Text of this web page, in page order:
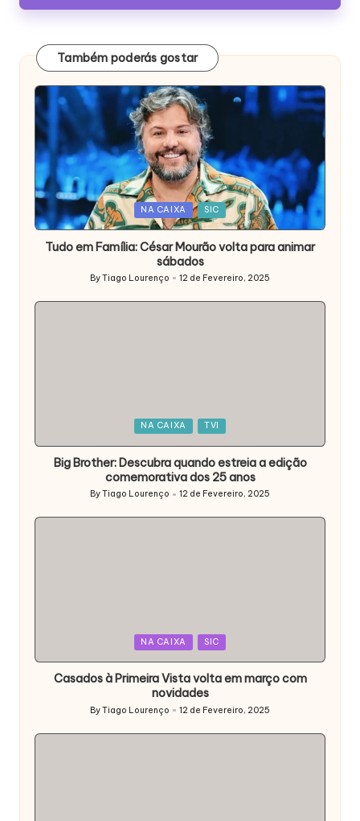
Também poderás gostar
Posted
in
NA CAIXA SIC
Tudo em Família: César Mourão volta para animar
sábados
Posted
by
ByTiago Lourenço 12 de Fevereiro, 2025
NA CAIXA TVI
Big Brother: Descubra quando estreia a edição
comemorativa dos 25 anos
Posted
by
ByTiago Lourenço 12 de Fevereiro, 2025
NA CAIXA SIC
Casados à Primeira Vista volta em março com
novidades
Posted
ByTiago Lourenço 12 de Fevereiro, 2025